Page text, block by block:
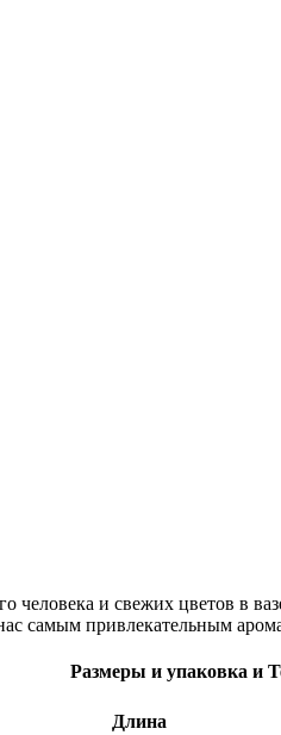
человека и свежих цветов в
самым привлекательным
Размеры и упаковка и
Длина